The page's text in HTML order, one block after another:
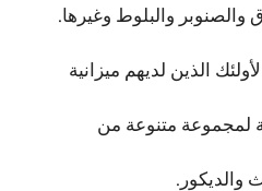
والبلوط وغيرها.
الذين لديهم ميزانية
لمجموعة متنوعة من
والديكور.